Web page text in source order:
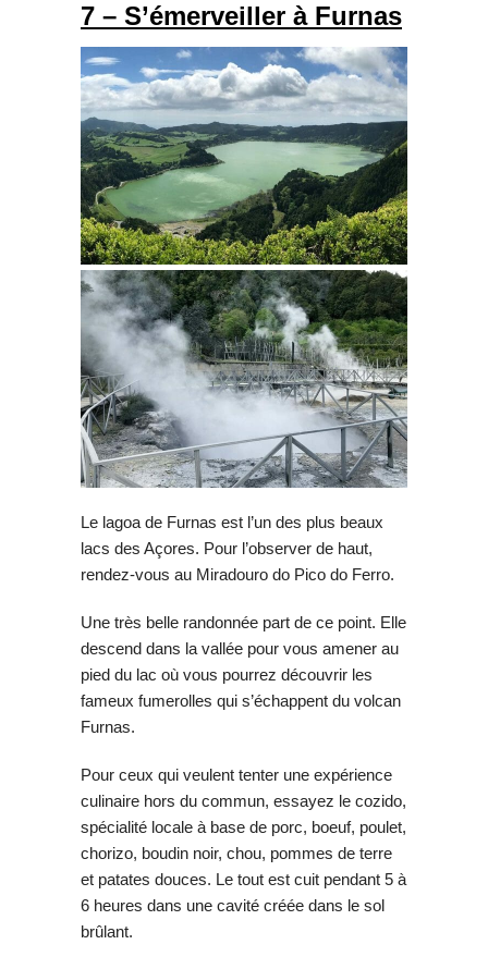
7 – S’émerveiller à Furnas
Le lagoa de Furnas est l’un des plus beaux
lacs des Açores. Pour l’observer de haut,
rendez-vous au Miradouro do Pico do Ferro.
Une très belle randonnée part de ce point. Elle
descend dans la vallée pour vous amener au
pied du lac où vous pourrez découvrir les
fameux fumerolles qui s’échappent du volcan
Furnas.
Pour ceux qui veulent tenter une expérience
culinaire hors du commun, essayez le cozido,
spécialité locale à base de porc, boeuf, poulet,
chorizo, boudin noir, chou, pommes de terre
et patates douces. Le tout est cuit pendant 5 à
6 heures dans une cavité créée dans le sol
brûlant.